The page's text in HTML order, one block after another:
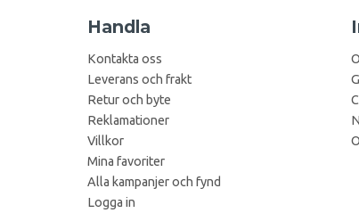
Handla
Kontakta oss
Leverans och frakt
Retur och byte
Reklamationer
Villkor
Mina favoriter
Alla kampanjer och fynd
Logga in